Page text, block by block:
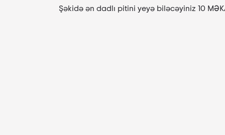
Şəkidə ən dadlı pitini yeyə biləcəyiniz 10